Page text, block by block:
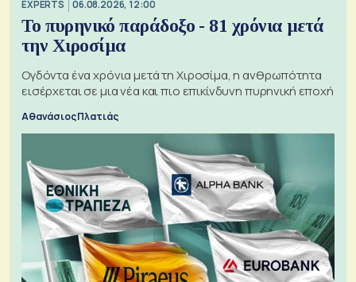
EXPERTS 06.08.2026, 12:00
Το πυρηνικό παράδοξο - 81 χρόνια μετά
την Χιροσίμα
Ογδόντα ένα χρόνια μετά τη Χιροσίμα, η ανθρωπότητα
εισέρχεται σε μια νέα και πιο επικίνδυνη πυρηνική εποχή
Αθανάσιος Πλατιάς